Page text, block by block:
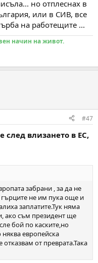
но отплеснах в
или в СИВ, все
на работещите ...
начин на живот.
#47
след влизането в ЕС,
забрани , за да не
не им пука още и
заплатите.Тук няма
ако съм президент ще
бой по каските,но
европейска
от преврата.Така